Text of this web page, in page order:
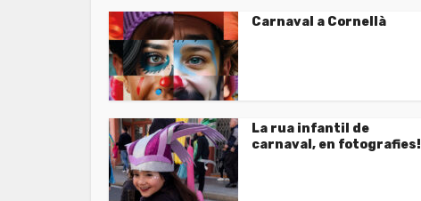
Carnaval a Cornellà
La rua infantil de
carnaval, en fotografies!